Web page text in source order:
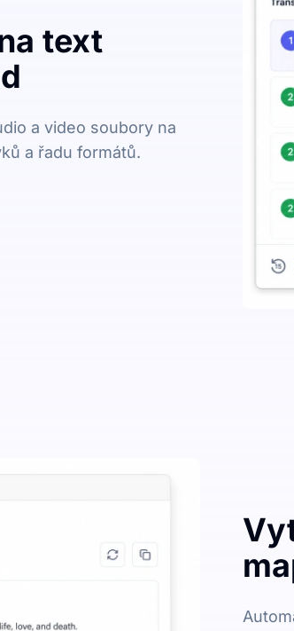
text
a video soubory na
a řadu formátů.